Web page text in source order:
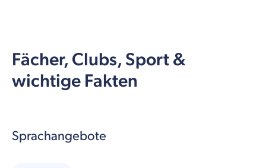
Fächer, Clubs, Sport &
wichtige Fakten
Sprachangebote